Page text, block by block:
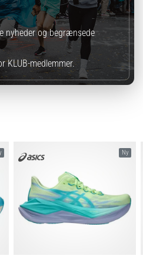
nyheder og begrænsede
KLUB-medlemmer.
Ny